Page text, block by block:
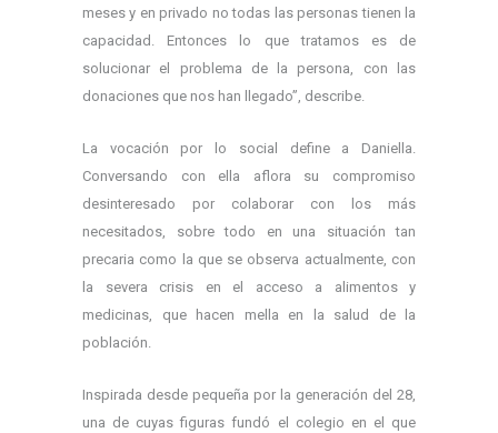
meses y en privado no todas las personas tienen la
capacidad. Entonces lo que tratamos es de
solucionar el problema de la persona, con las
donaciones que nos han llegado”, describe.
La vocación por lo social define a Daniella.
Conversando con ella aflora su compromiso
desinteresado por colaborar con los más
necesitados, sobre todo en una situación tan
precaria como la que se observa actualmente, con
la severa crisis en el acceso a alimentos y
medicinas, que hacen mella en la salud de la
población.
Inspirada desde pequeña por la generación del 28,
una de cuyas figuras fundó el colegio en el que